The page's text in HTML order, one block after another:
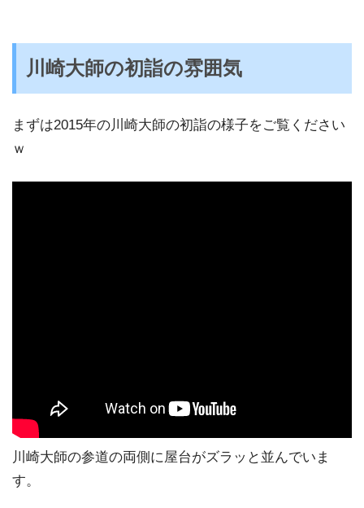
川崎大師の初詣の雰囲気
まずは2015年の川崎大師の初詣の様子をご覧ください
ｗ
川崎大師の参道の両側に屋台がズラッと並んでいま
す。